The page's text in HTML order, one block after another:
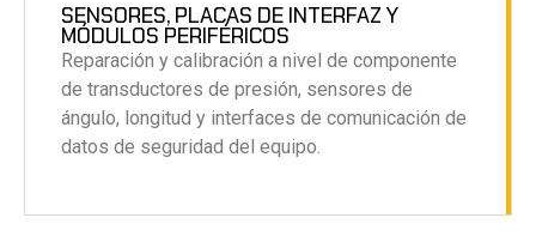
SENSORES, PLACAS DE INTERFAZ Y
MÓDULOS PERIFÉRICOS
Reparación y calibración a nivel de componente
de transductores de presión, sensores de
ángulo, longitud y interfaces de comunicación de
datos de seguridad del equipo.